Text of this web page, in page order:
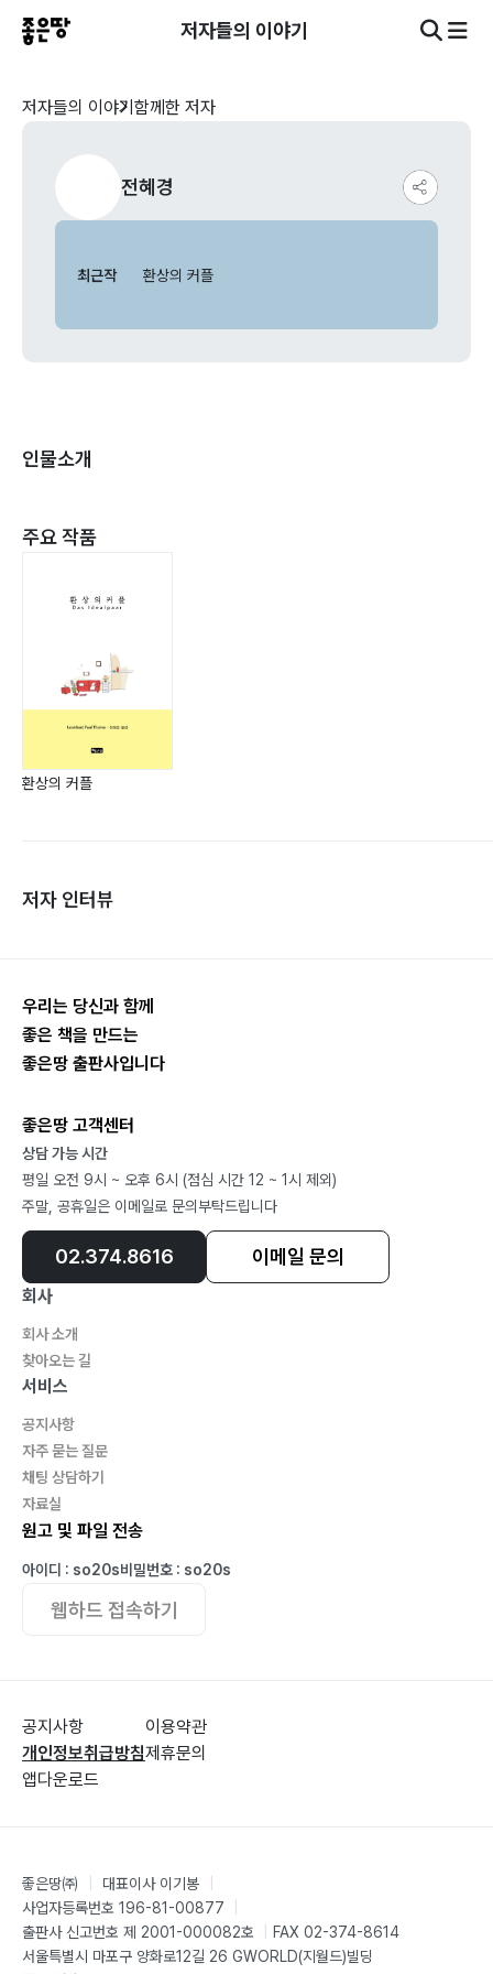
저자들의 이야기
저자들의 이야기 함께한 저자
전혜경
최근작 환상의 커플
인물소개
주요 작품
환상의 커플
저자 인터뷰
우리는 당신과 함께
좋은 책을 만드는
좋은땅 출판사입니다
좋은땅 고객센터
상담 가능 시간
평일 오전 9시 ~ 오후 6시 (점심 시간 12 ~ 1시 제외)
주말, 공휴일은 이메일로 문의부탁드립니다
02.374.8616 이메일 문의
회사
회사 소개
찾아오는 길
서비스
공지사항
자주 묻는 질문
채팅 상담하기
자료실
원고 및 파일 전송
아이디 : so20s비밀번호 : so20s
웹하드 접속하기
공지사항
개인정보취급방침
앱다운로드
이용약관
제휴문의
좋은땅㈜ 대표이사 이기봉
사업자등록번호 196-81-00877
출판사 신고번호 제 2001-000082호
FAX 02-374-8614
서울특별시 마포구 양화로12길 26 GWORLD(지월드)빌딩